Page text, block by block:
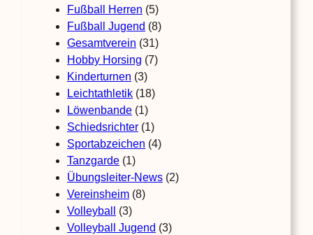
Fußball Herren (5)
Fußball Jugend (8)
Gesamtverein (31)
Hobby Horsing (7)
Kinderturnen (3)
Leichtathletik (18)
Löwenbande (1)
Schiedsrichter (1)
Sportabzeichen (4)
Tanzgarde (1)
Übungsleiter-News (2)
Vereinsheim (8)
Volleyball
(3)
Volleyball Jugend (3)